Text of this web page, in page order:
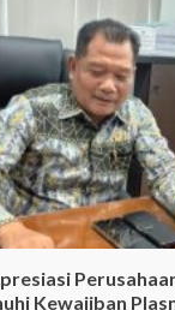
Kewajiban